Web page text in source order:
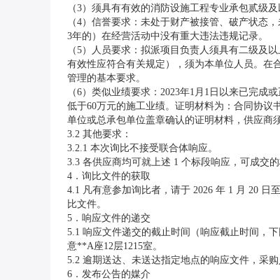
（3）须具有有效的消防设施工程专业承包贰级
（4）信誉要求：未处于财产被接管、破产状态
3年的）在经营活动中没有重大违法违规记录。
（5）人员要求：拟派项目负责人须具有二级及
有效性应符合有关规定），须为本单位人员。在
管理的基本要求。
（6）类似业绩要求：2023年1月1日以来已完
低于60万元的施工业绩。证明材料为：合同协
单位或总承包单位盖章确认的证明材料，供应商
3.2 其他要求：
3.2.1 本次询比不接受联合体响应。
3.3 各供应商均可就上述 1 个标段响应，可成交的
4．询比文件的获取
4.1 凡有意参加询比者，请于 2026 年 1 月 20 日
比文件。
5．响应文件的递交
5.1 响应文件递交的截止时间（响应截止时间，
意**A座12层1215室。
5.2 逾期送达、未送达指定地点的响应文件，采购
6．发布公告的媒介